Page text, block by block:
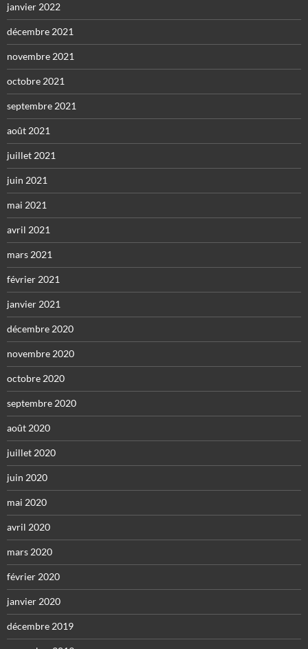
janvier 2022
décembre 2021
novembre 2021
octobre 2021
septembre 2021
août 2021
juillet 2021
juin 2021
mai 2021
avril 2021
mars 2021
février 2021
janvier 2021
décembre 2020
novembre 2020
octobre 2020
septembre 2020
août 2020
juillet 2020
juin 2020
mai 2020
avril 2020
mars 2020
février 2020
janvier 2020
décembre 2019